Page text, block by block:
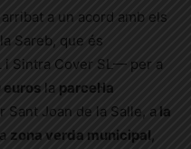
arribat a un acord amb els
Sareb, que és
i Sintra Cover SL— per a
euros la parcel·la
Sant Joan de la Salle, a la
zona verda municipal,